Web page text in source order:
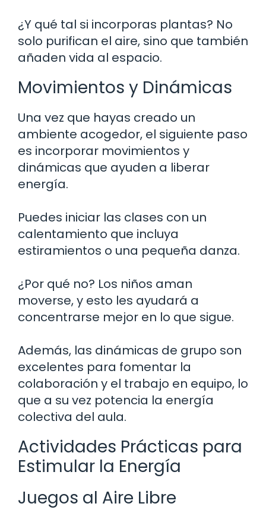
¿Y qué tal si incorporas plantas? No
solo purifican el aire, sino que también
añaden vida al espacio.
Movimientos y Dinámicas
Una vez que hayas creado un
ambiente acogedor, el siguiente paso
es incorporar movimientos y
dinámicas que ayuden a liberar
energía.
Puedes iniciar las clases con un
calentamiento que incluya
estiramientos o una pequeña danza.
¿Por qué no? Los niños aman
moverse, y esto les ayudará a
concentrarse mejor en lo que sigue.
Además, las dinámicas de grupo son
excelentes para fomentar la
colaboración y el trabajo en equipo, lo
que a su vez potencia la energía
colectiva del aula.
Actividades Prácticas para
Estimular la Energía
Juegos al Aire Libre